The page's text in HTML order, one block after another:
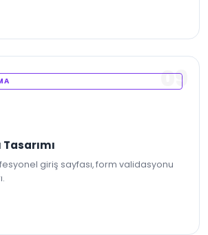
09
giriş sayfası, form validasyonu